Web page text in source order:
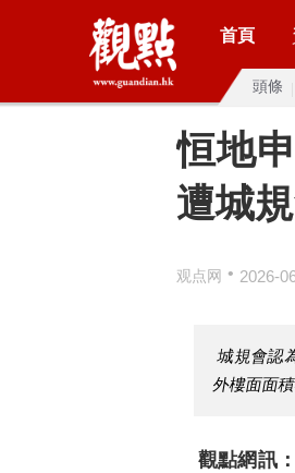
首頁
頭條
恒地
遭城
观点网 • 2026-
城規會認
外樓面面
觀點網訊：